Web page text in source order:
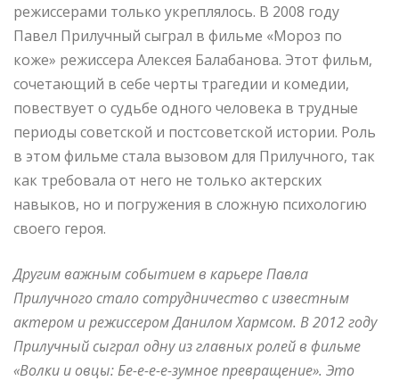
режиссерами только укреплялось. В 2008 году
Павел Прилучный сыграл в фильме «Мороз по
коже» режиссера Алексея Балабанова. Этот фильм,
сочетающий в себе черты трагедии и комедии,
повествует о судьбе одного человека в трудные
периоды советской и постсоветской истории. Роль
в этом фильме стала вызовом для Прилучного, так
как требовала от него не только актерских
навыков, но и погружения в сложную психологию
своего героя.
Другим важным событием в карьере Павла
Прилучного стало сотрудничество с известным
актером и режиссером Данилом Хармсом. В 2012 году
Прилучный сыграл одну из главных ролей в фильме
«Волки и овцы: Бе-е-е-е-зумное превращение». Это